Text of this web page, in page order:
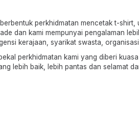
perkhidmatan mencetak t-
dan kami mempunyai pengalaman
kerajaan, syarikat swasta,
perkhidmatan kami yang diberi
lebih baik, lebih pantas dan selamat